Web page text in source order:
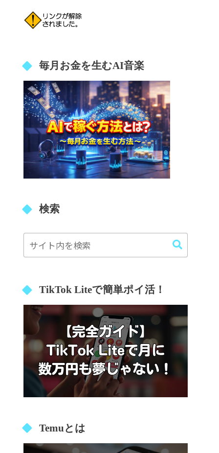
毎月お金を生むAI音楽
検索
TikTok Liteで簡単ポイ活！
Temuとは